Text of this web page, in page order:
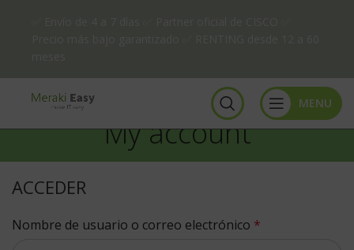
MENU
My account
ACCEDER
Nombre de usuario o correo electrónico *